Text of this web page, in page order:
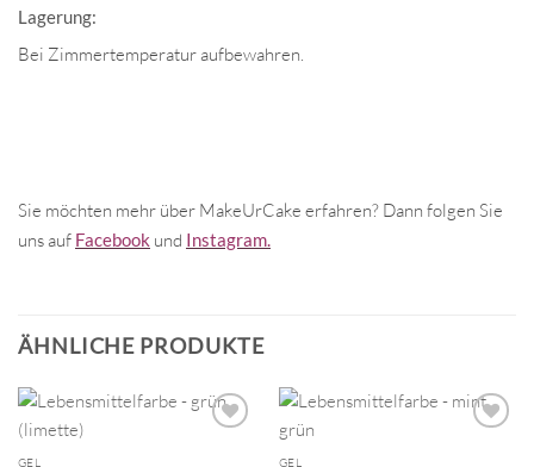
Lagerung:
Bei Zimmertemperatur aufbewahren.
Sie möchten mehr über MakeUrCake erfahren? Dann folgen Sie
uns auf Facebook und Instagram.
ÄHNLICHE PRODUKTE
GEL GEL